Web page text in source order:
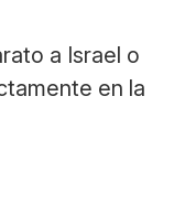
a Israel o
en la